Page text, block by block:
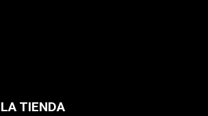
LA TIENDA